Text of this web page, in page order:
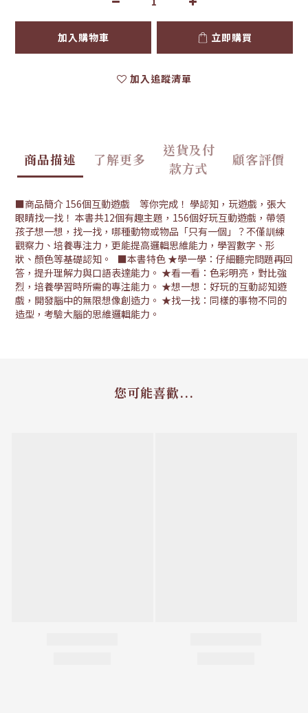
加入購物車 立即購買
加入追蹤清單
商品描述 了解更多
送貨及付
款方式
顧客評價
■商品簡介 156個互動遊戲 等你完成！ 學認知，玩遊戲，張大
眼睛找一找！ 本書共12個有趣主題，156個好玩互動遊戲，帶領
孩子想一想，找一找，哪種動物或物品「只有一個」？不僅訓練
觀察力、培養專注力，更能提高邏輯思維能力，學習數字、形
狀、顏色等基礎認知。 ■本書特色 ★學一學：仔細聽完問題再回
答，提升理解力與口語表達能力。 ★看一看：色彩明亮，對比強
烈，培養學習時所需的專注能力。 ★想一想：好玩的互動認知遊
戲，開發腦中的無限想像創造力。 ★找一找：同樣的事物不同的
造型，考驗大腦的思維邏輯能力。
您可能喜歡...